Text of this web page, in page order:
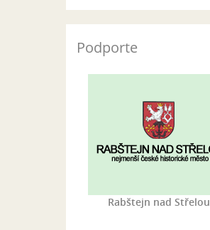
Podporte
Rabštejn nad Střelou